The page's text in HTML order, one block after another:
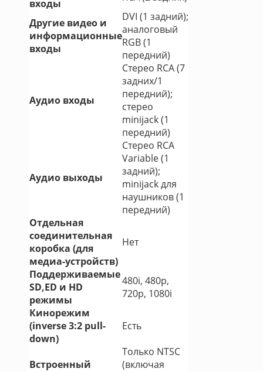
входы
Другие видео и
информационные
входы
DVI (1 задний);
аналоговый
RGB (1
передний)
Аудио входы
Стерео RCA (7
задних/1
передний);
стерео
minijack (1
передний)
Аудио выходы
Стерео RCA
Variable (1
задний);
minijack для
наушников (1
передний)
Отдельная
соединительная
коробка (для
медиа-устройств)
Нет
Поддерживаемые
SD,ED и HD
режимы
480i, 480p,
720p, 1080i
Кинорежим
(inverse 3:2 pull-
down)
Есть
Встроенный
Только NTSC
(включая